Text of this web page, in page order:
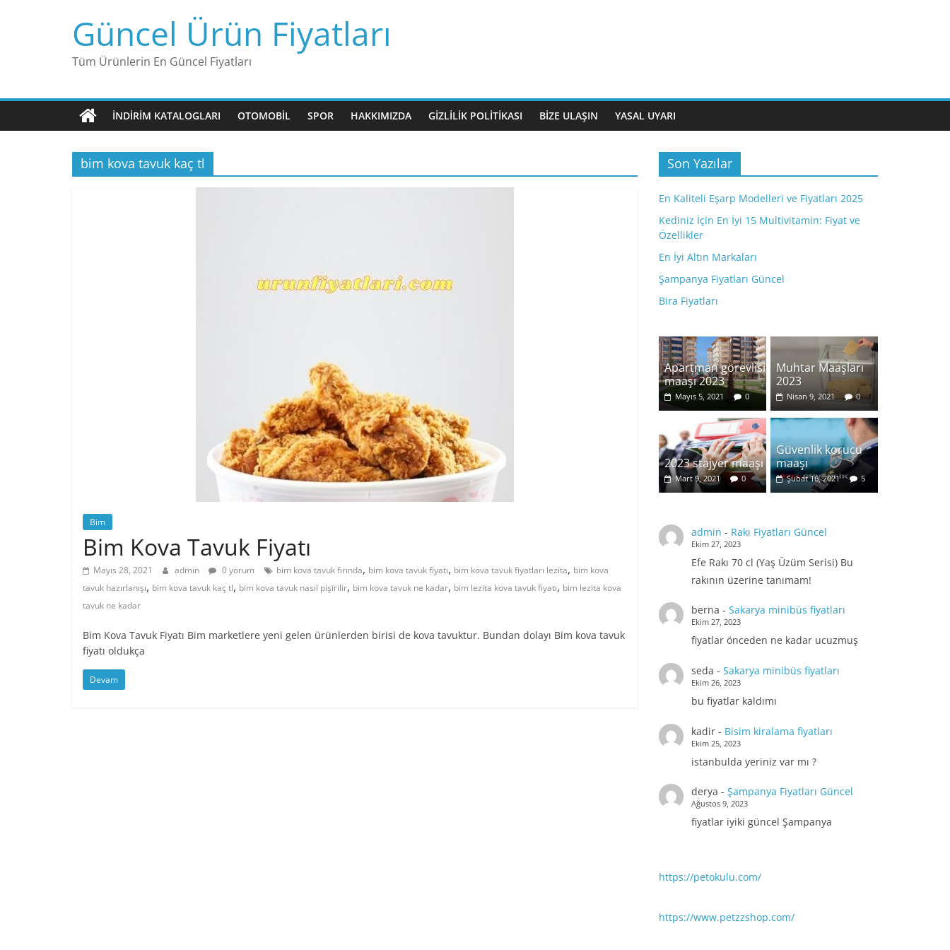
Güncel Ürün Fiyatları
Tüm Ürünlerin En Güncel Fiyatları
İNDIRIM KATALOGLARI OTOMOBIL SPOR HAKKIMIZDA GIZLILIK POLITIKASI BIZE ULAŞIN YASAL UYARI
bim kova tavuk kaç tl
Bim
Bim Kova Tavuk Fiyatı
Mayıs 28, 2021 admin 0 yorum bim kova tavuk fırında, bim kova tavuk fiyatı, bim kova tavuk fiyatları lezita, bim kova
tavuk hazırlanışı, bim kova tavuk kaç tl, bim kova tavuk nasıl pişirilir, bim kova tavuk ne kadar, bim lezita kova tavuk fiyatı, bim lezita kova
tavuk ne kadar
Bim Kova Tavuk Fiyatı Bim marketlere yeni gelen ürünlerden birisi de kova tavuktur. Bundan dolayı Bim kova tavuk
fiyatı oldukça
Devam
Son Yazılar
En Kaliteli Eşarp Modelleri ve Fiyatları 2025
Kediniz İçin En İyi 15 Multivitamin: Fiyat ve
Özellikler
En İyi Altın Markaları
Şampanya Fiyatları Güncel
Bira Fiyatları
Apartman görevlisi
maaşı 2023
Mayıs 5, 2021 0
Muhtar Maaşları
2023
Nisan 9, 2021 0
2023 stajyer maaşı
Mart 9, 2021 0
Güvenlik korucu
maaşı
Şubat 16, 2021 5
admin - Rakı Fiyatları Güncel
Ekim 27, 2023
Efe Rakı 70 cl (Yaş Üzüm Serisi) Bu
rakının üzerine tanımam!
berna - Sakarya minibüs fiyatları
Ekim 27, 2023
fiyatlar önceden ne kadar ucuzmuş
seda - Sakarya minibüs fiyatları
Ekim 26, 2023
bu fiyatlar kaldımı
kadir- Bisim kiralama fiyatları
Ekim 25, 2023
istanbulda yeriniz var mı ?
derya - Şampanya Fiyatları Güncel
Ağustos 9, 2023
fiyatlar iyiki güncel Şampanya
https://petokulu.com/
https://www.petzzshop.com/